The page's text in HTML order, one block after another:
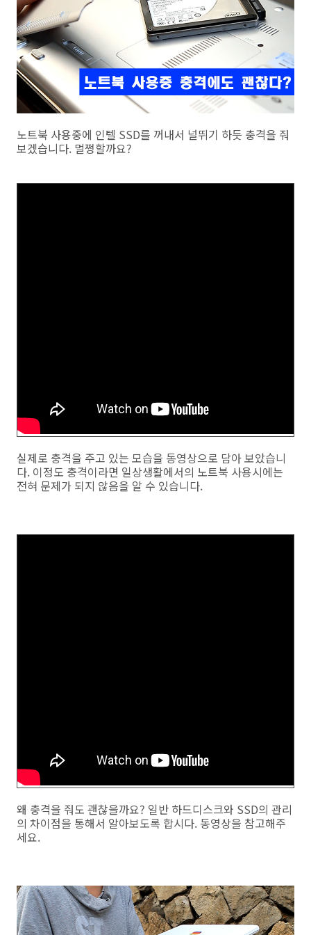
노트북 사용중에 인텔 SSD를 꺼내서 널뛰기 하듯 충격을 줘
보겠습니다. 멀쩡할까요?
실제로 충격을 주고 있는 모습을 동영상으로 담아 보았습니
다. 이정도 충격이라면 일상생활에서의 노트북 사용시에는
전혀 문제가 되지 않음을 알 수 있습니다.
왜 충격을 줘도 괜찮을까요? 일반 하드디스크와 SSD의 관리
의 차이점을 통해서 알아보도록 합시다. 동영상을 참고해주
세요.